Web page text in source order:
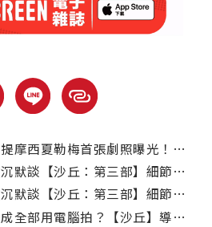
梅首張劇照曝光！加碼角色個人海報搶先看
：第三部】細節，他比以往兩部都更認真？
：第三部】細節，他比以往兩部都更認真？
腦拍？【沙丘】導演表示依然會懷念現在